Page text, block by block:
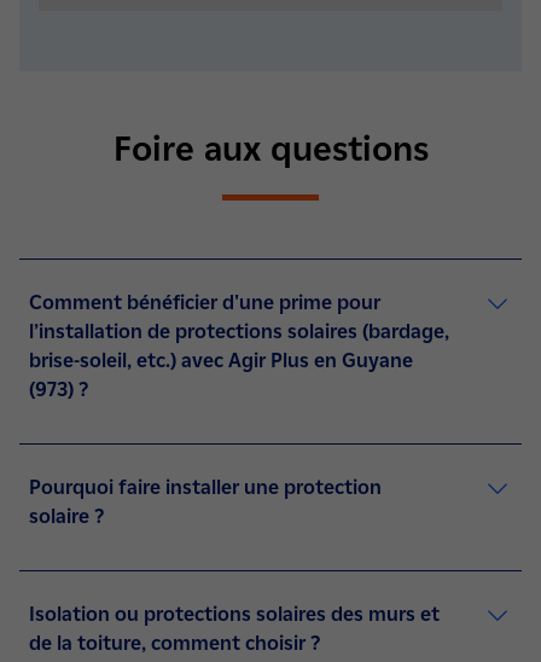
Foire aux questions
Comment bénéficier d'une prime pour
l’installation de protections solaires (bardage,
brise-soleil, etc.) avec Agir Plus en Guyane
(973) ?
Pourquoi faire installer une protection
solaire ?
Isolation ou protections solaires des murs et
de la toiture, comment choisir ?